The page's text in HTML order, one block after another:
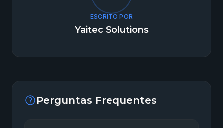
ESCRITO POR
Yaitec Solutions
Perguntas Frequentes